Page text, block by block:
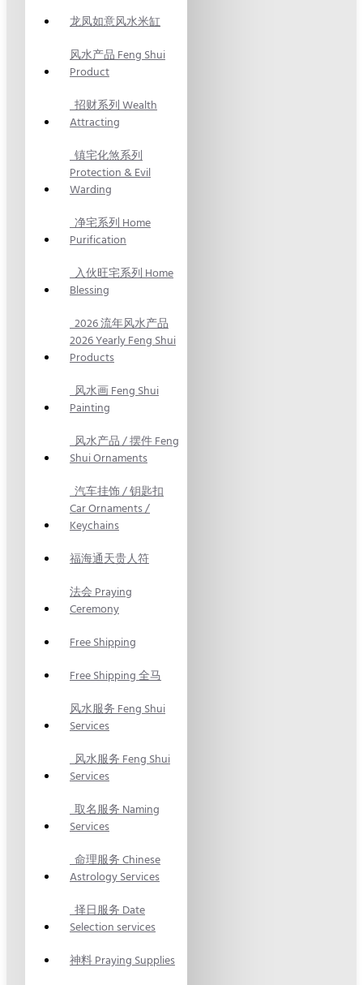
龙凤如意风水米缸
风水产品 Feng Shui
Product
招财系列 Wealth
Attracting
镇宅化煞系列
Protection & Evil
Warding
净宅系列 Home
Purification
入伙旺宅系列 Home
Blessing
2026 流年风水产品
2026 Yearly Feng Shui
Products
风水画 Feng Shui
Painting
风水产品 / 摆件 Feng
Shui Ornaments
汽车挂饰 / 钥匙扣
Car Ornaments /
Keychains
福海通天贵人符
法会 Praying
Ceremony
Free Shipping
Free Shipping 全马
风水服务 Feng Shui
Services
风水服务 Feng Shui
Services
取名服务 Naming
Services
命理服务 Chinese
Astrology Services
择日服务 Date
Selection services
神料 Praying Supplies